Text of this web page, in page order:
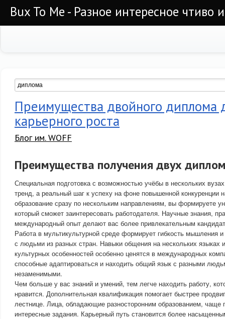
Bux To Me - Разное интересное чтиво
Преимущества двойного диплома
карьерного роста
Блог им. WOFF
Преимущества получения двух
Специальная подготовка с возможностью учёбы в нескольких
тренд, а реальный шаг к успеху на фоне повышенной конкуренции
образование сразу по нескольким направлениям, вы формируете
который сможет заинтересовать работодателя. Научные знания,
международный опыт делают вас более привлекательным
Работа в мультикультурной среде формирует гибкость мышления
с людьми из разных стран. Навыки общения на нескольких языках
культурных особенностей особенно ценятся в международных
способные адаптироваться и находить общий язык с разными
незаменимыми.
Чем больше у вас знаний и умений, тем легче находить работу,
нравится. Дополнительная квалификация помогает быстрее
лестнице. Лица, обладающие разносторонним образованием,
интересные задания. Карьерный путь становится более